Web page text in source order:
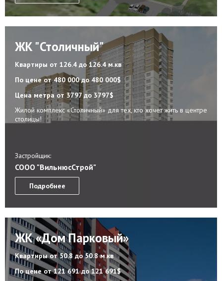
ЖК "Столичный"
Квартиры от 126.4 до 126.4 м.кв
По ценеот 480 000 до 480 000$
Цена метра от 3797 до 3797$
Жилой комплекс «Столичный» для тех, кто хочет жить в центре
столицы!
Застройщик:
СООО "ВильнюсСтрой"
Подробнее
ЖК «Дом Парковый»
Квартирыот 50.8 до 50.8 м.кв
По ценеот 121 691 до 121 691$